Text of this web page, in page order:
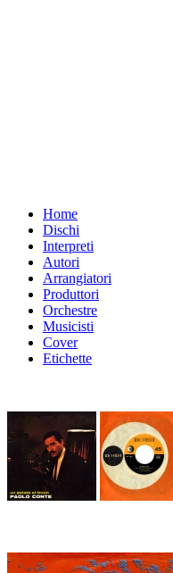
Home
Dischi
Interpreti
Autori
Arrangiatori
Produttori
Orchestre
Musicisti
Cover
Etichette